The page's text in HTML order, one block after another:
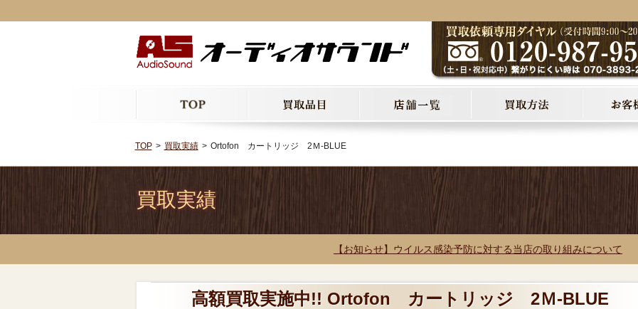
TOP 買取実績 Ortofon カートリッジ 2Ｍ-BLUE
買取実績
【お知らせ】ウイルス感染予防に対する当店の取り組みについて
高額買取実施中!! Ortofon カートリッジ 2Ｍ-BLUE